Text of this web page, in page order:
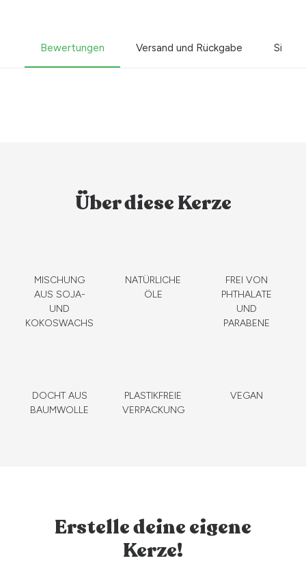
Bewertungen Versand und Rückgabe
Über diese Kerze
MISCHUNG
AUS SOJA-
UND
KOKOSWACHS
NATÜRLICHE
ÖLE
FREI VON
PHTHALATE
UND
PARABENE
DOCHT AUS
BAUMWOLLE
PLASTIKFREIE
VERPACKUNG
VEGAN
Erstelle deine eigene
Kerze!